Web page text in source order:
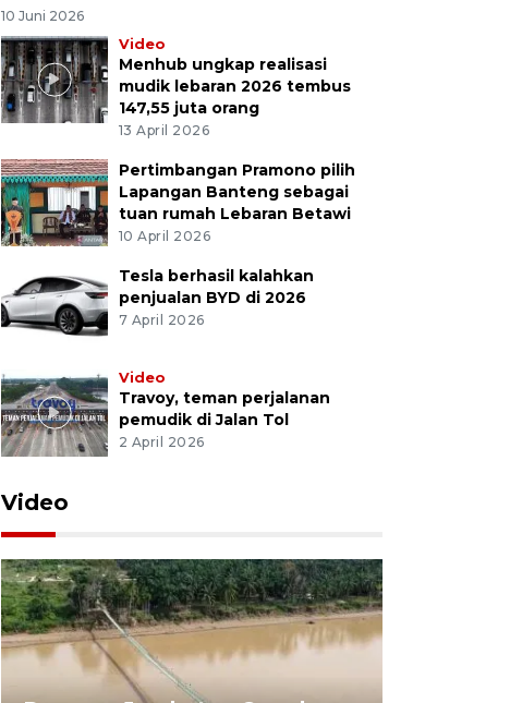
10 Juni 2026
Video
Menhub ungkap realisasi
mudik lebaran 2026 tembus
147,55 juta orang
13 April 2026
Pertimbangan Pramono pilih
Lapangan Banteng sebagai
tuan rumah Lebaran Betawi
10 April 2026
Tesla berhasil kalahkan
penjualan BYD di 2026
7 April 2026
Video
Travoy, teman perjalanan
pemudik di Jalan Tol
2 April 2026
Video